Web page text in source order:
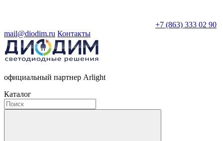
+7 (863) 333 02 90
mail@diodim.ru Контакты
официальный партнер Arlight
Каталог